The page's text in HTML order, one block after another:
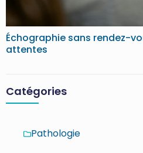
Échographie sans rendez-
attentes
Catégories
Pathologie